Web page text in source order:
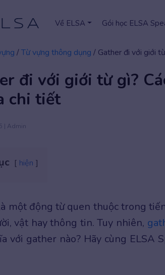
Về ELSA Gói học ELSA
/Từ vựng thông dụng / Gather đi với giới
đi với giới từ gì?
chi tiết
| Admin
hiện
một động từ quen thuộc trong
vật hay thông tin. Tuy nhiên,
với gather nào? Hãy cùng ELSA